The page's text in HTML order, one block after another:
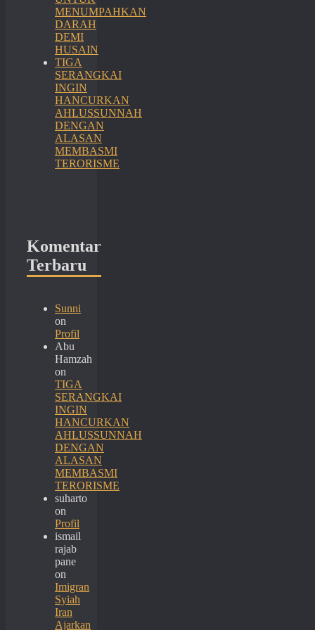
MENUMPAHKAN
DARAH
DEMI
HUSAIN
TIGA
SERANGKAI
INGIN
HANCURKAN
AHLUSSUNNAH
DENGAN
ALASAN
MEMBASMI
TERORISME
Komentar
Terbaru
Sunni
on
Profil
Abu
Hamzah
on
TIGA
SERANGKAI
INGIN
HANCURKAN
AHLUSSUNNAH
DENGAN
ALASAN
MEMBASMI
TERORISME
suharto
on
Profil
ismail
rajab
pane
on
Imigran
Syiah
Iran
Ajarkan